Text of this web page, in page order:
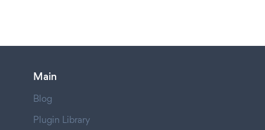
Main
Blog
Plugin Library